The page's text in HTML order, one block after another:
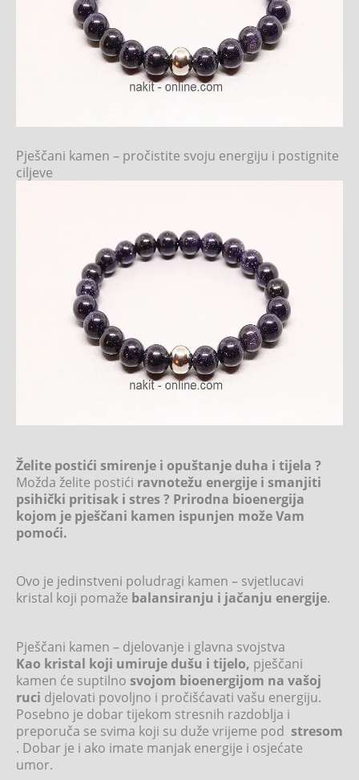
Pješčani kamen – pročistite svoju energiju i postignite
ciljeve
Želite postići smirenje i opuštanje duha i tijela ?
Možda želite postići ravnotežu energije i smanjiti
psihički pritisak i stres ? Prirodna bioenergija
kojom je pješčani kamen ispunjen može Vam
pomoći.
Ovo je jedinstveni poludragi kamen – svjetlucavi
kristal koji pomaže balansiranju i jačanju energije.
Pješčani kamen – djelovanje i glavna svojstva
Kao kristal koji umiruje dušu i tijelo, pješčani
kamen će suptilno svojom bioenergijom na vašoj
ruci djelovati povoljno i pročišćavati vašu energiju.
Posebno je dobar tijekom stresnih razdoblja i
preporuča se svima koji su duže vrijeme pod stresom
. Dobar je i ako imate manjak energije i osjećate
umor.